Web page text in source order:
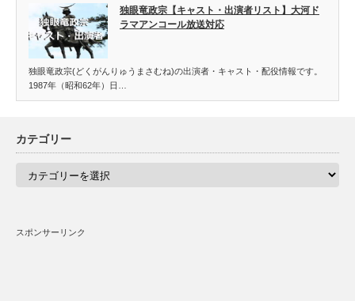
独眼竜政宗【キャスト・出演者リスト】大河ド
ラマアンコール放送対応
独眼竜政宗(どくがんりゅうまさむね)の出演者・キャスト・配役情報です。
1987年（昭和62年）日…
カテゴリー
スポンサーリンク